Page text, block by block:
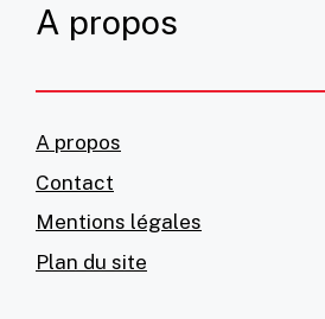
A propos
A propos
Contact
Mentions légales
Plan du site